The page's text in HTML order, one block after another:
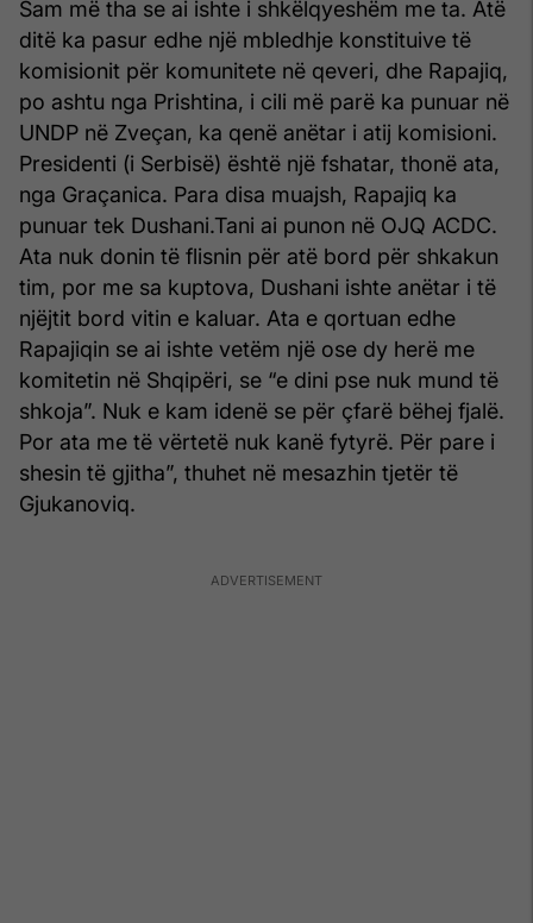
Sam më tha se ai ishte i shkëlqyeshëm me ta. Atë
ditë ka pasur edhe një mbledhje konstituive të
komisionit për komunitete në qeveri, dhe Rapajiq,
po ashtu nga Prishtina, i cili më parë ka punuar në
UNDP në Zveçan, ka qenë anëtar i atij komisioni.
Presidenti (i Serbisë) është një fshatar, thonë ata,
nga Graçanica. Para disa muajsh, Rapajiq ka
punuar tek Dushani.Tani ai punon në OJQ ACDC.
Ata nuk donin të flisnin për atë bord për shkakun
tim, por me sa kuptova, Dushani ishte anëtar i të
njëjtit bord vitin e kaluar. Ata e qortuan edhe
Rapajiqin se ai ishte vetëm një ose dy herë me
komitetin në Shqipëri, se “e dini pse nuk mund të
shkoja”. Nuk e kam idenë se për çfarë bëhej fjalë.
Por ata me të vërtetë nuk kanë fytyrë. Për pare i
shesin të gjitha”, thuhet në mesazhin tjetër të
Gjukanoviq.